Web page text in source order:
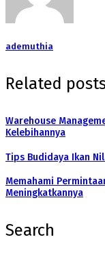
ademuthia
Related
Warehouse
Kelebihannya
Tips Budidaya Ikan
Memahami
Meningkatkannya
Search